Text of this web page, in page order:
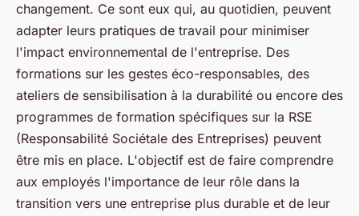
changement. Ce sont eux qui, au quotidien, peuvent
adapter leurs pratiques de travail pour minimiser
l'impact environnemental de l'entreprise. Des
formations sur les gestes éco-responsables, des
ateliers de sensibilisation à la durabilité ou encore des
programmes de formation spécifiques sur la RSE
(Responsabilité Sociétale des Entreprises) peuvent
être mis en place. L'objectif est de faire comprendre
aux employés l'importance de leur rôle dans la
transition vers une entreprise plus durable et de leur